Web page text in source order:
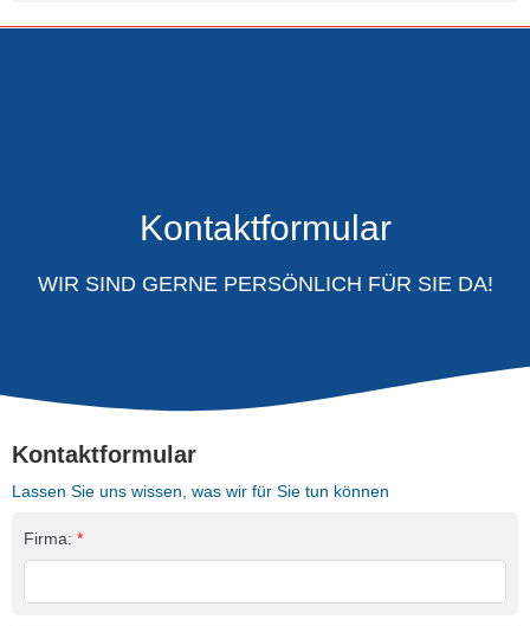
Kontaktformular
WIR SIND GERNE PERSÖNLICH FÜR SIE DA!
Kontaktformular
Lassen Sie uns wissen, was wir für Sie tun können
Firma: *